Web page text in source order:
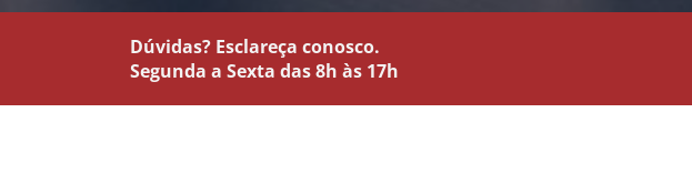
Dúvidas? Esclareça conosco.
Segunda a Sexta das 8h às 17h